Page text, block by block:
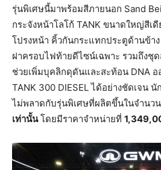
รุ่นพิเศษนี้มาพร้อมสีภายนอก Sand
กระจังหน้าโลโก้ TANK ขนาดใหญ่สีเ
โปรงหน้า คิ้วกันกระแทกประตูด้านข้า
ฝาครอบไฟท้ายดีไซน์เฉพาะ รวมถึงชุ
ช่วยเพิ่มบุคลิกดุดันและสะท้อน DNA อ
TANK 300 DIESEL ได้อย่างชัดเจน
ไม่พลาดกับรุ่นพิเศษที่ผลิตขึ้นในจำนว
เท่านั้นโดยมีราคาจำหน่ายที่